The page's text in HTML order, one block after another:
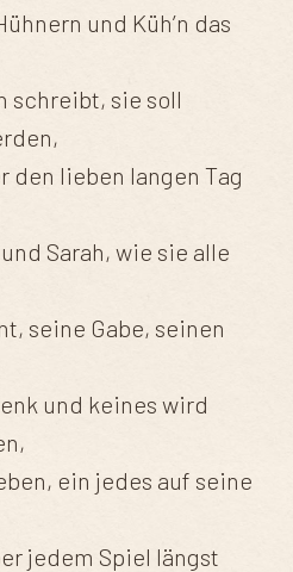
und Küh’n das
schreibt, sie soll
den lieben langen Tag
Sarah, wie sie alle
seine Gabe, seinen
und keines wird
ein jedes auf seine
jedem Spiel längst